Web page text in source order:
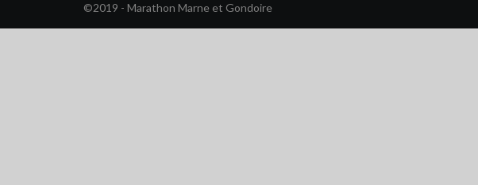
©2019 - Marathon Marne et Gondoire